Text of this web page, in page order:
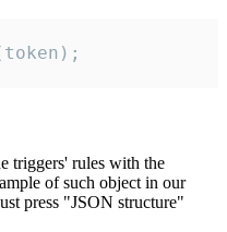
triggers' rules with the
of such object in our
press "JSON structure"